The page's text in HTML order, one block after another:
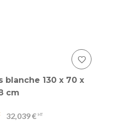
blanche 130 x 70 x
cm
32,039 €